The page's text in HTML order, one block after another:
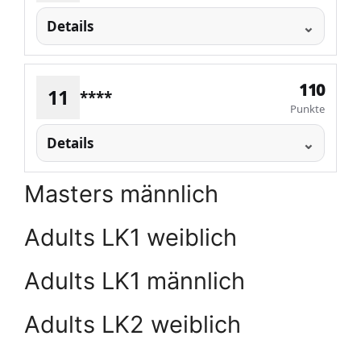
Details
11 **** 110
Punkte
Details
Masters männlich
Adults LK1 weiblich
Adults LK1 männlich
Adults LK2 weiblich